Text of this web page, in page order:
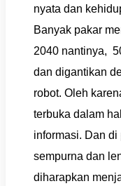
nyata dan
Banyak pakar
2040 nantinya,
dan digantikan
robot. Oleh
terbuka dalam
informasi. Dan
sempurna dan
diharapkan